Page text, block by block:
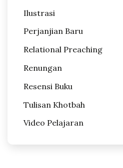
Ilustrasi
Perjanjian Baru
Relational Preaching
Renungan
Resensi Buku
Tulisan Khotbah
Video Pelajaran